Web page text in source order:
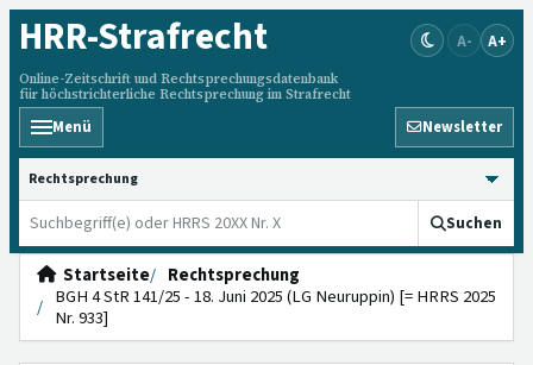
HRR-Strafrecht
Online-Zeitschrift und Rechtsprechungsdatenbank
für höchstrichterliche Rechtsprechung im Strafrecht
A- A+
Menü Newsletter
HRRS durchsuchen
Suchen
Startseite
Rechtsprechung
BGH 4 StR 141/25 - 18. Juni 2025 (LG Neuruppin) [= HRRS 2025
Nr. 933]